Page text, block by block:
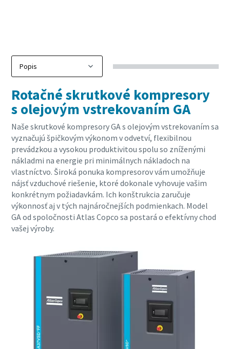
Rotačné skrutkové kompresory
s olejovým vstrekovaním GA
Naše skrutkové kompresory GA s olejovým vstrekovaním sa
vyznačujú špičkovým výkonom v odvetví, flexibilnou
prevádzkou a vysokou produktivitou spolu so zníženými
nákladmi na energie pri minimálnych nákladoch na
vlastníctvo. Široká ponuka kompresorov vám umožňuje
nájsť vzduchové riešenie, ktoré dokonale vyhovuje vašim
konkrétnym požiadavkám. Ich konštrukcia zaručuje
výkonnosť aj v tých najnáročnejších podmienkach. Model
GA od spoločnosti Atlas Copco sa postará o efektívny chod
vašej výroby.